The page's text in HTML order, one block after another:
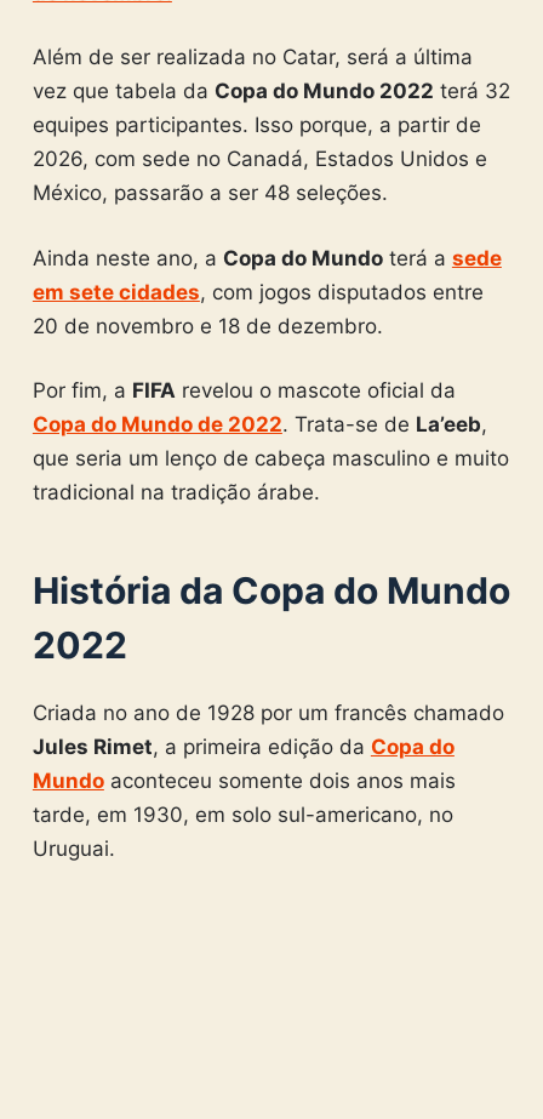
Além de ser realizada no Catar, será a última
vez que tabela da Copa do Mundo 2022 terá 32
equipes participantes. Isso porque, a partir de
2026, com sede no Canadá, Estados Unidos e
México, passarão a ser 48 seleções.
Ainda neste ano, a Copa do Mundoterá a sede
em sete cidades, com jogos disputados entre
20 de novembro e 18 de dezembro.
Por fim, a FIFArevelou o mascote oficial da
Copa do Mundo de 2022. Trata-se de La’eeb,
que seria um lenço de cabeça masculino e muito
tradicional na tradição árabe.
História da Copa do Mundo
2022
Criada no ano de 1928 por um francês chamado
Jules Rimet, a primeira edição da Copa do
Mundoaconteceu somente dois anos mais
tarde, em 1930, em solo sul-americano, no
Uruguai.